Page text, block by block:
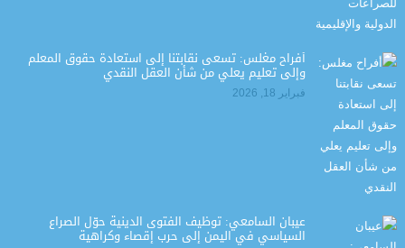
أفراح مغلس: تسعى نقابتنا إلى استعادة حقوق المعلم
وإلى تعليم يعلي من شأن العقل النقدي
فبراير 18, 2026
عيبان السامعي: توظيف الفتوى الدينية حوّل الصراع
السياسي في اليمن إلى حرب إقصاء وكراهية